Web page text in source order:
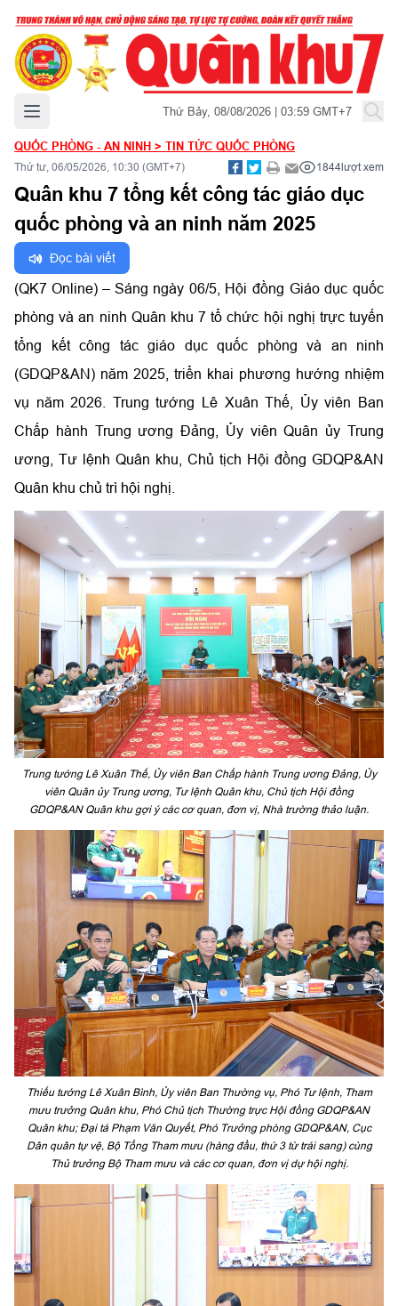
Mở menu chính Thứ Bảy, 08/08/2026 | 03:59 GMT+7
QUỐC PHÒNG - AN NINH > TIN TỨC QUỐC PHÒNG
Thứ tư, 06/05/2026, 10:30 (GMT+7) 1844lượt xem
Quân khu 7 tổng kết công tác giáo dục
quốc phòng và an ninh năm 2025
Đọc bài viết
(QK7 Online) – Sáng ngày 06/5, Hội đồng Giáo dục quốc
phòng và an ninh Quân khu 7 tổ chức hội nghị trực tuyến
tổng kết công tác giáo dục quốc phòng và an ninh
(GDQP&AN) năm 2025, triển khai phương hướng nhiệm
vụ năm 2026. Trung tướng Lê Xuân Thế, Ủy viên Ban
Chấp hành Trung ương Đảng, Ủy viên Quân ủy Trung
ương, Tư lệnh Quân khu, Chủ tịch Hội đồng GDQP&AN
Quân khu chủ trì hội nghị.
Trung tướng Lê Xuân Thế, Ủy viên Ban Chấp hành Trung ương Đảng, Ủy
viên Quân ủy Trung ương, Tư lệnh Quân khu, Chủ tịch Hội đồng
GDQP&AN Quân khu gợi ý các cơ quan, đơn vị, Nhà trường thảo luận.
Thiếu tướng Lê Xuân Bình, Ủy viên Ban Thường vụ, Phó Tư lệnh, Tham
mưu trưởng Quân khu, Phó Chủ tịch Thường trực Hội đồng GDQP&AN
Quân khu; Đại tá Phạm Văn Quyết, Phó Trưởng phòng GDQP&AN, Cục
Dân quân tự vệ, Bộ Tổng Tham mưu (hàng đầu, thứ 3 từ trái sang) cùng
Thủ trưởng Bộ Tham mưu và các cơ quan, đơn vị dự hội nghị.